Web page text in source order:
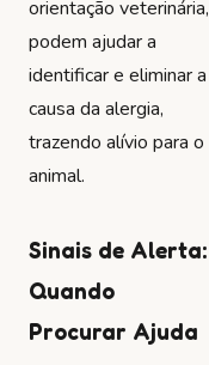
orientação veterinária,
podem ajudar a
identificar e eliminar a
causa da alergia,
trazendo alívio para o
animal.
Sinais de Alerta:
Quando
Procurar Ajuda